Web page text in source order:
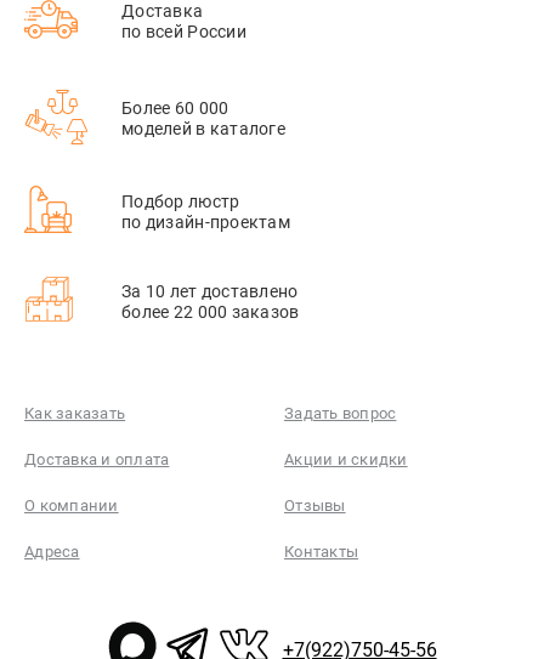
Доставка
по всей России
Более 60 000
моделей в каталоге
Подбор люстр
по дизайн-проектам
За 10 лет доставлено
более 22 000 заказов
Как заказать Задать вопрос
Доставка и оплата Акции и скидки
О компании Отзывы
Адреса Контакты
+7(922)750-45-56